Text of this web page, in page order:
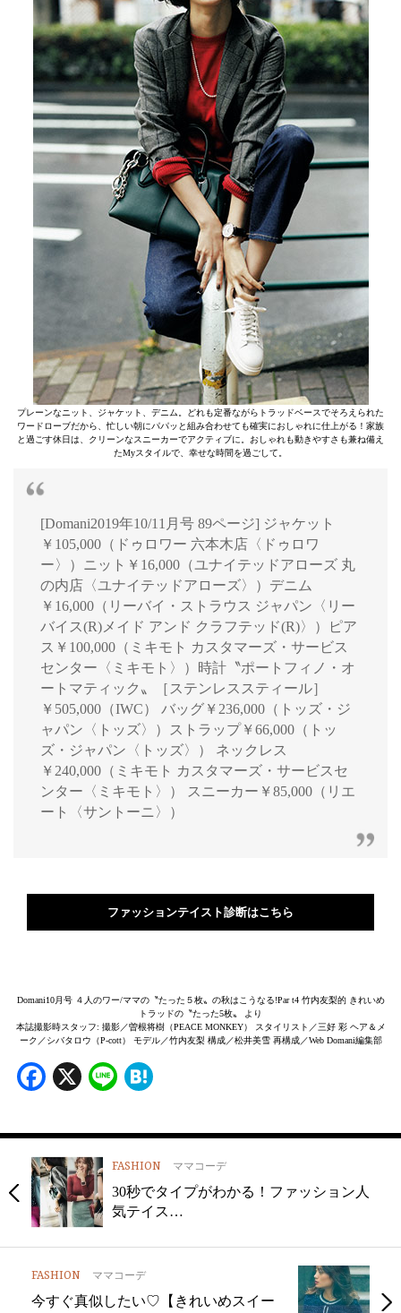
プレーンなニット、ジャケット、デニム。どれも定番ながらトラッドベースでそろえられた
ワードローブだから、忙しい朝にパパッと組み合わせても確実におしゃれに仕上がる！家族
と過ごす休日は、クリーンなスニーカーでアクティブに。おしゃれも動きやすさも兼ね備え
たMyスタイルで、幸せな時間を過ごして。
[Domani2019年10/11月号 89ページ] ジャケット
￥105,000（ドゥロワー 六本木店〈ドゥロワ
ー〉）ニット￥16,000（ユナイテッドアローズ 丸
の内店〈ユナイテッドアローズ〉）デニム
￥16,000（リーバイ・ストラウス ジャパン〈リー
バイス(R)メイド アンド クラフテッド(R)〉）ピア
ス￥100,000（ミキモト カスタマーズ・サービス
センター〈ミキモト〉）時計〝ポートフィノ・オ
ートマティック〟［ステンレススティール］
￥505,000（IWC） バッグ￥236,000（トッズ・ジ
ャパン〈トッズ〉）ストラップ￥66,000（トッ
ズ・ジャパン〈トッズ〉） ネックレス
￥240,000（ミキモト カスタマーズ・サービスセ
ンター〈ミキモト〉） スニーカー￥85,000（リエ
ート〈サントーニ〉）
ファッションテイスト診断はこちら
Domani10月号 ４人のワー/ママの〝たった５枚〟の秋はこうなる!Par t4 竹内友梨的 きれいめ
トラッドの〝たった5枚〟 より
本誌撮影時スタッフ: 撮影／曽根将樹（PEACE MONKEY） スタイリスト／三好 彩 ヘア＆メ
ーク／シバタロウ（P-cott） モデル／竹内友梨 構成／松井美雪 再構成／Web Domani編集部
Facebook
X Line
FASHION ママコーデ
30秒でタイプがわかる！ファッション人
気テイス…
FASHION ママコーデ
今すぐ真似したい♡【きれいめスイー